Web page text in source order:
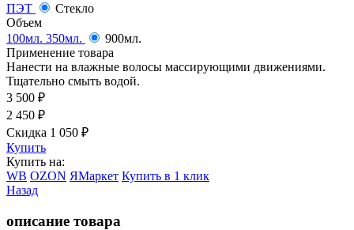
ПЭТ
Стекло
Объем
100мл. 350мл.
900мл.
Применение товара
Нанести на влажные волосы массирующими движениями.
Тщательно смыть водой.
3 500 ₽
2 450 ₽
Скидка 1 050 ₽
Купить
Купить на:
WB OZON ЯМаркет Купить в 1 клик
Назад
описание товара